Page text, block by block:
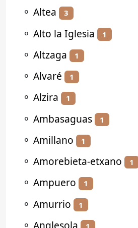
⚬ Altea 3
⚬ Alto la Iglesia 1
⚬ Altzaga 1
⚬ Alvaré 1
⚬ Alzira 1
⚬ Ambasaguas 1
⚬ Amillano 1
⚬ Amorebieta-etxano 1
⚬ Ampuero 1
⚬ Amurrio 1
⚬ Anglesola 1